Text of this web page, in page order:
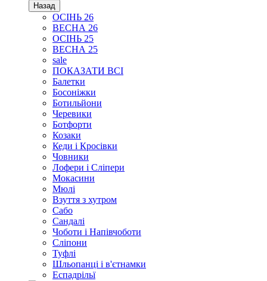
Назад
ОСІНЬ 26
ВЕСНА 26
ОСІНЬ 25
ВЕСНА 25
sale
ПОКАЗАТИ ВСІ
Балетки
Босоніжки
Ботильйони
Черевики
Ботфорти
Козаки
Кеди і Кросівки
Човники
Лофери і Сліпери
Мокасини
Мюлі
Взуття з хутром
Сабо
Сандалі
Чоботи і Напівчоботи
Сліпони
Туфлі
Шльопанці і в'єтнамки
Еспадрільї